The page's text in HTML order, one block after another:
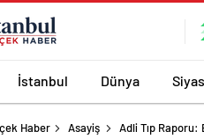
İstanbul Dünya
Haber Asayiş Adli Tıp